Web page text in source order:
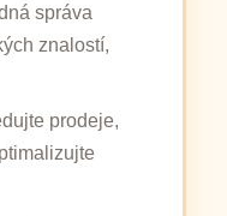
správa
znalostí,
prodeje,